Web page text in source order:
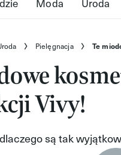
Pielęgnacja Te
Vivy!
są tak